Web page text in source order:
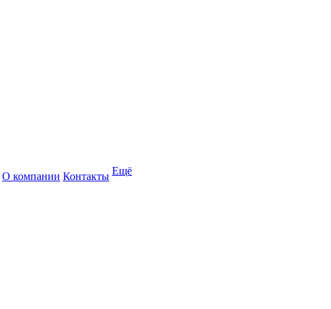
О компании Контакты Ещё